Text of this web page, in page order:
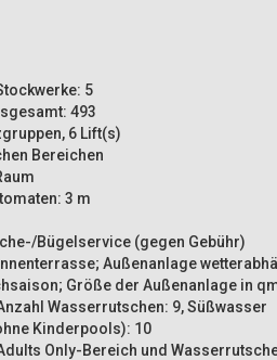
5
493
6 Lift(s)
Bereichen
3 m
Bügelservice (gegen Gebühr)
Außenanlage
Größe der Außenanlage in
Wasserrutschen: 9, Süßwasser
Kinderpools): 10
Only-Bereich und